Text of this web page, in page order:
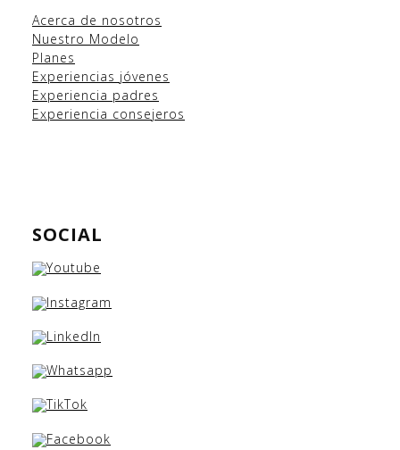
Acerca de nosotros
Nuestro Modelo
Planes
Experiencias jóvenes
Experiencia padres
Experiencia consejeros
SOCIAL